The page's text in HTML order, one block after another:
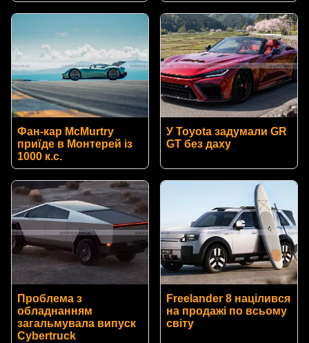
Фан-кар McMurtry
приїде в Монтерей із
1000 к.с.
У Toyota задумали GR
GT без даху
Проблема з
обладнанням
загальмувала випуск
Cybertruck
Freelander 8 націлився
на продажі по всьому
світу